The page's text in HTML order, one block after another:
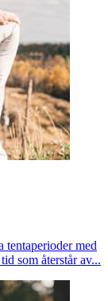
tentaperioder med
som återstår av...